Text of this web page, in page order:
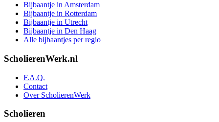
Bijbaantje in Amsterdam
Bijbaantje in Rotterdam
Bijbaantje in Utrecht
Bijbaantje in Den Haag
Alle bijbaantjes per regio
ScholierenWerk.nl
F.A.Q.
Contact
Over ScholierenWerk
Scholieren